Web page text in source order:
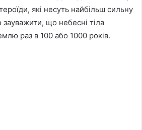
які несуть найбільш сильну
зауважити, що небесні тіла
раз в 100 або 1000 років.